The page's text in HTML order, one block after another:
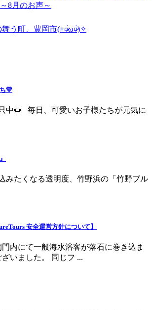
8月のお声～
舞う町、豊岡市(⌯︎¤̴̶̷̀ω¤̴̶̷́)✧︎
💛
中🌻 毎日、可愛いお子様たちが元気に
みたくなる透明度、竹野浜の「竹野ブル
安全運営方針について】
内にて一般海水浴客が落石に巻き込ま
いました。 同じフ ...